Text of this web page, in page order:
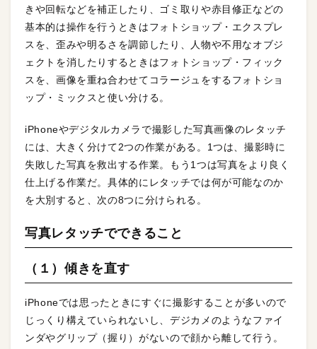
きや回転などを補正したり、ゴミ取りや赤目修正などの
基本的は操作を行うときはフォトショップ・エクスプレ
スを、歪みや明るさを調節したり、人物や不用なオブジ
ェクトを消したりするときはフォトショップ・フィック
スを、画像を重ね合わせてコラージュをするフォトショ
ップ・ミックスと使い分ける。
iPhoneやデジタルカメラで撮影した写真画像のレタッチ
には、大きく分けて2つの作業がある。1つは、撮影時に
失敗した写真を救出する作業。もう1つは写真をより良く
仕上げる作業だ。具体的にレタッチでは何が可能なのか
を大別すると、次の8つに分けられる。
写真レタッチでできること
（１）傾きを直す
iPhoneでは思ったときにすぐに撮影することが多いので
じっくり構えていられないし、デジカメのようなファイ
ンダやグリップ（握り）がないので顔から離して行う。